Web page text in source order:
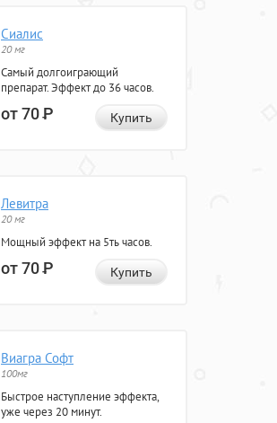
Сиалис
20 мг
Самый долгоиграющий
препарат. Эффект до 36 часов.
от 70Р Купить
Левитра
20 мг
Мощный эффект на 5ть часов.
от 70Р Купить
Виагра Софт
100мг
Быстрое наступление эффекта,
уже через 20 минут.